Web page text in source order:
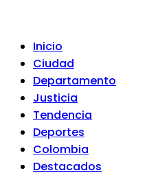
Inicio
Ciudad
Departamento
Justicia
Tendencia
Deportes
Colombia
Destacados